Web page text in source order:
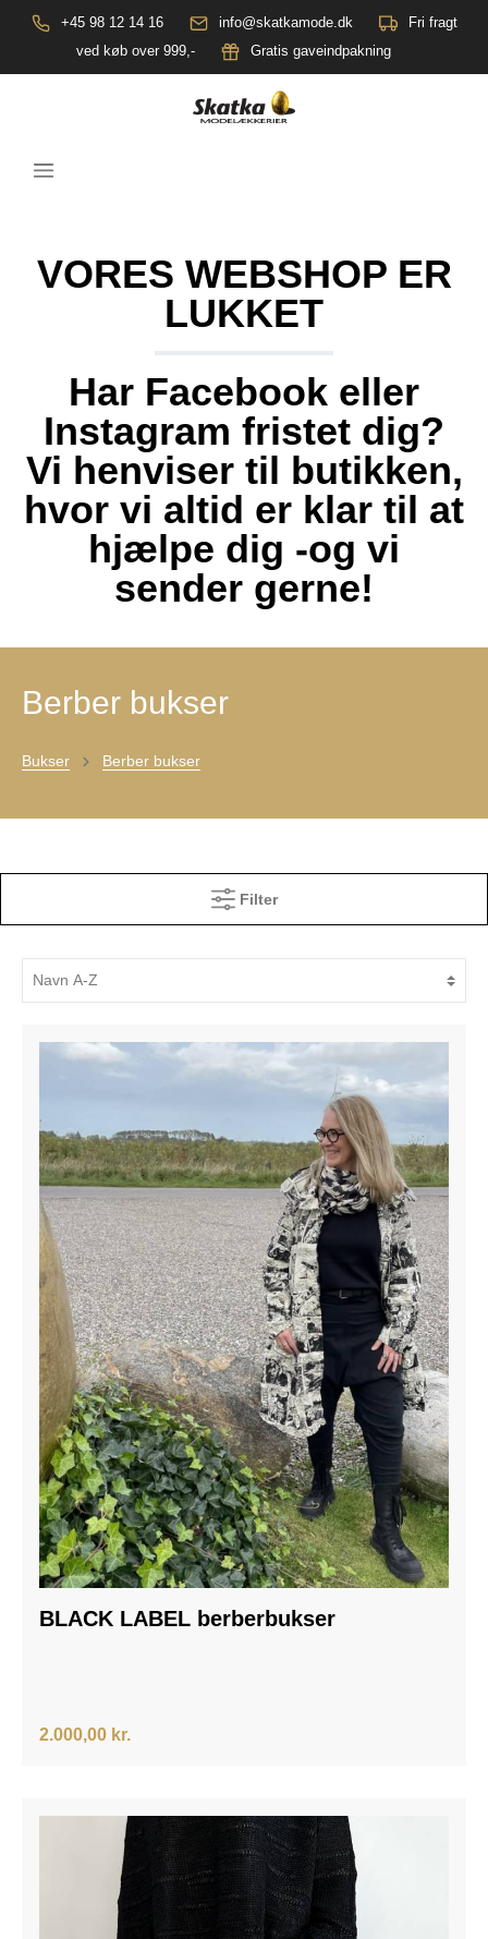
+45 98 12 14 16 info@skatkamode.dk
Fri fragt
ved køb over 999,-
Gratis gaveindpakning
VORES WEBSHOP ER
LUKKET
Har Facebook eller
Instagram fristet dig?
Vi henviser til butikken,
hvor vi altid er klar til at
hjælpe dig -og vi
sender gerne!
Berber bukser
Bukser Berber bukser
Filter
BLACK LABEL berberbukser
2.000,00 kr.